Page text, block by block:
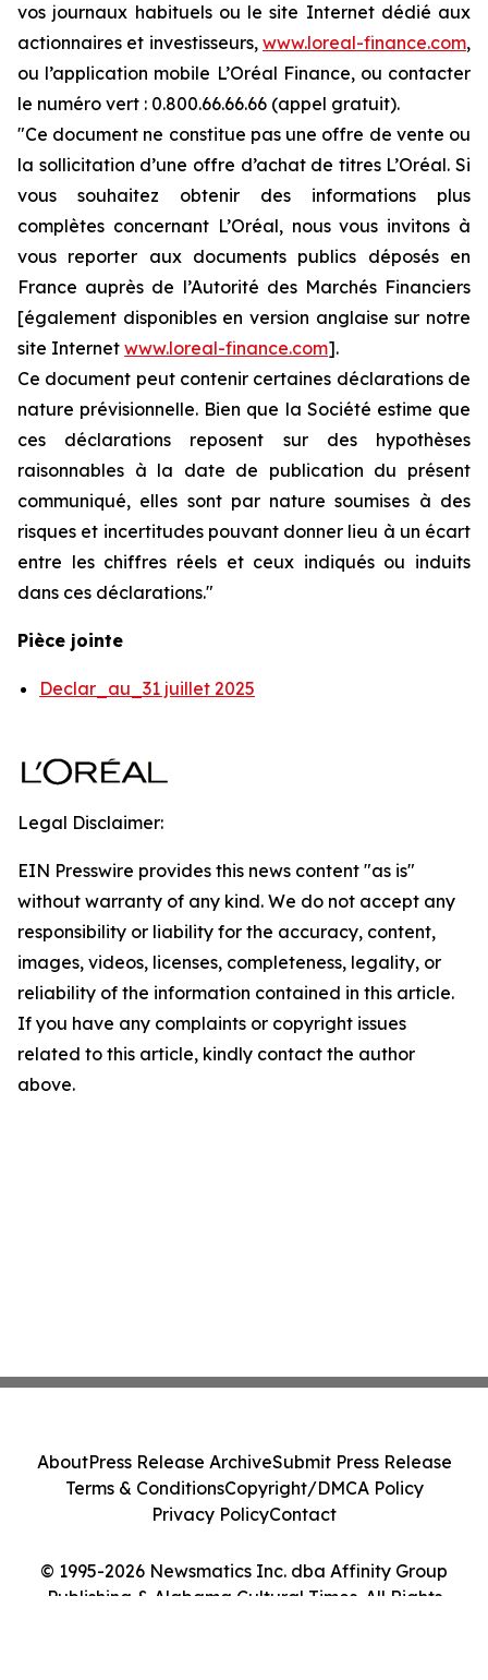
vos journaux habituels ou le site Internet dédié aux
actionnaires et investisseurs, www.loreal-finance.com,
ou l’application mobile L’Oréal Finance, ou contacter
le numéro vert : 0.800.66.66.66 (appel gratuit).
"Ce document ne constitue pas une offre de vente ou
la sollicitation d’une offre d’achat de titres L’Oréal. Si
vous souhaitez obtenir des informations plus
complètes concernant L’Oréal, nous vous invitons à
vous reporter aux documents publics déposés en
France auprès de l’Autorité des Marchés Financiers
[également disponibles en version anglaise sur notre
site Internet www.loreal-finance.com].
Ce document peut contenir certaines déclarations de
nature prévisionnelle. Bien que la Société estime que
ces déclarations reposent sur des hypothèses
raisonnables à la date de publication du présent
communiqué, elles sont par nature soumises à des
risques et incertitudes pouvant donner lieu à un écart
entre les chiffres réels et ceux indiqués ou induits
dans ces déclarations."
Pièce jointe
Declar_au_31 juillet 2025
Legal Disclaimer:
EIN Presswire provides this news content "as is"
without warranty of any kind. We do not accept any
responsibility or liability for the accuracy, content,
images, videos, licenses, completeness, legality, or
reliability of the information contained in this article.
If you have any complaints or copyright issues
related to this article, kindly contact the author
above.
© 1995-2026 Newsmatics Inc. dba Affinity Group
Publishing & Alabama Cultural Times. All Rights
AboutPress Release ArchiveSubmit Press Release
Terms & ConditionsCopyright/DMCA Policy
Privacy PolicyContact